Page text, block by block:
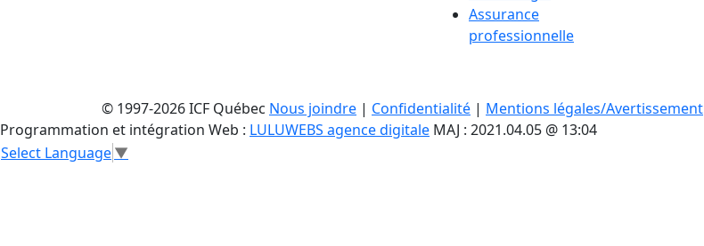
Assurance
professionnelle
© 1997-2026 ICF Québec Nous joindre | Confidentialité | Mentions légales/Avertissement
Programmation et intégration Web : LULUWEBS agence digitale MAJ : 2021.04.05 @ 13:04
Select Language▼